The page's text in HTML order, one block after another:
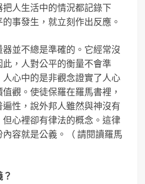
人生活中的情況都記錄下
事發生，就立刻作出反應。
並不總是準確的。它經常沒
，人對公平的衡量不會準
心中的是非觀念證實了人心
觀。使徒保羅在羅馬書裡，
性，說外邦人雖然與神沒有
心裡卻有律法的概念。這律
容就是公義。（ 請閱讀羅馬